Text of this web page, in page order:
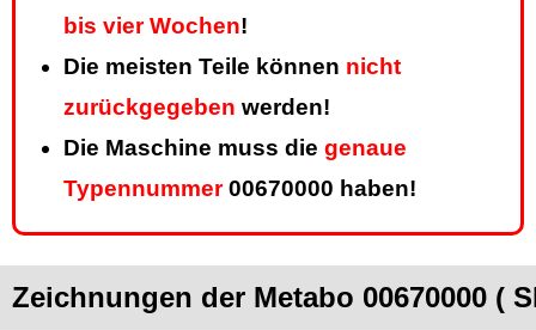
bis vier Wochen!
Die meisten Teile können nicht
zurückgegeben werden!
Die Maschine muss die genaue
Typennummer00670000 haben!
Zeichnungen der Metabo 00670000 (